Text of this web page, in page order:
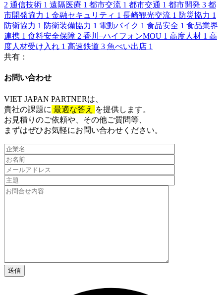
2 通信技術 1 遠隔医療 1 都市交流 1 都市交通 1 都市開発 3 都
市開発協力 1 金融セキュリティ 1 長崎観光交流 1 防災協力 1
防衛協力 1 防衛装備協力 1 電動バイク 1 食品安全 1 食品業界
連携 1 食料安全保障 2 香川–ハイフォンMOU 1 高度人材 1 高
度人材受け入れ 1 高速鉄道 3 魚べい出店 1
共有：
お問い合わせ​
VIET JAPAN PARTNERは、
貴社の課題に 最適な答え
を提供します。
お見積りのご依頼や、その他ご質問等、​
まずはぜひお気軽にお問い合わせください。​